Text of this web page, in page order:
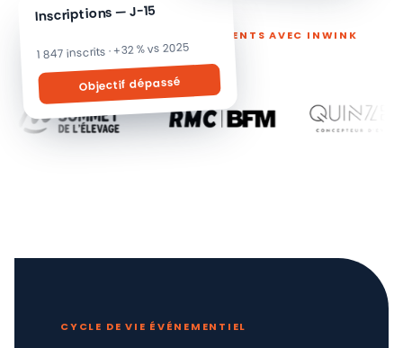
Inscriptions — J-15
1 847 inscrits · +32 % vs 2025
Objectif dépassé
ILS PILOTENT LEURS ÉVÉNEMENTS AVEC INWINK
CYCLE DE VIE ÉVÉNEMENTIEL